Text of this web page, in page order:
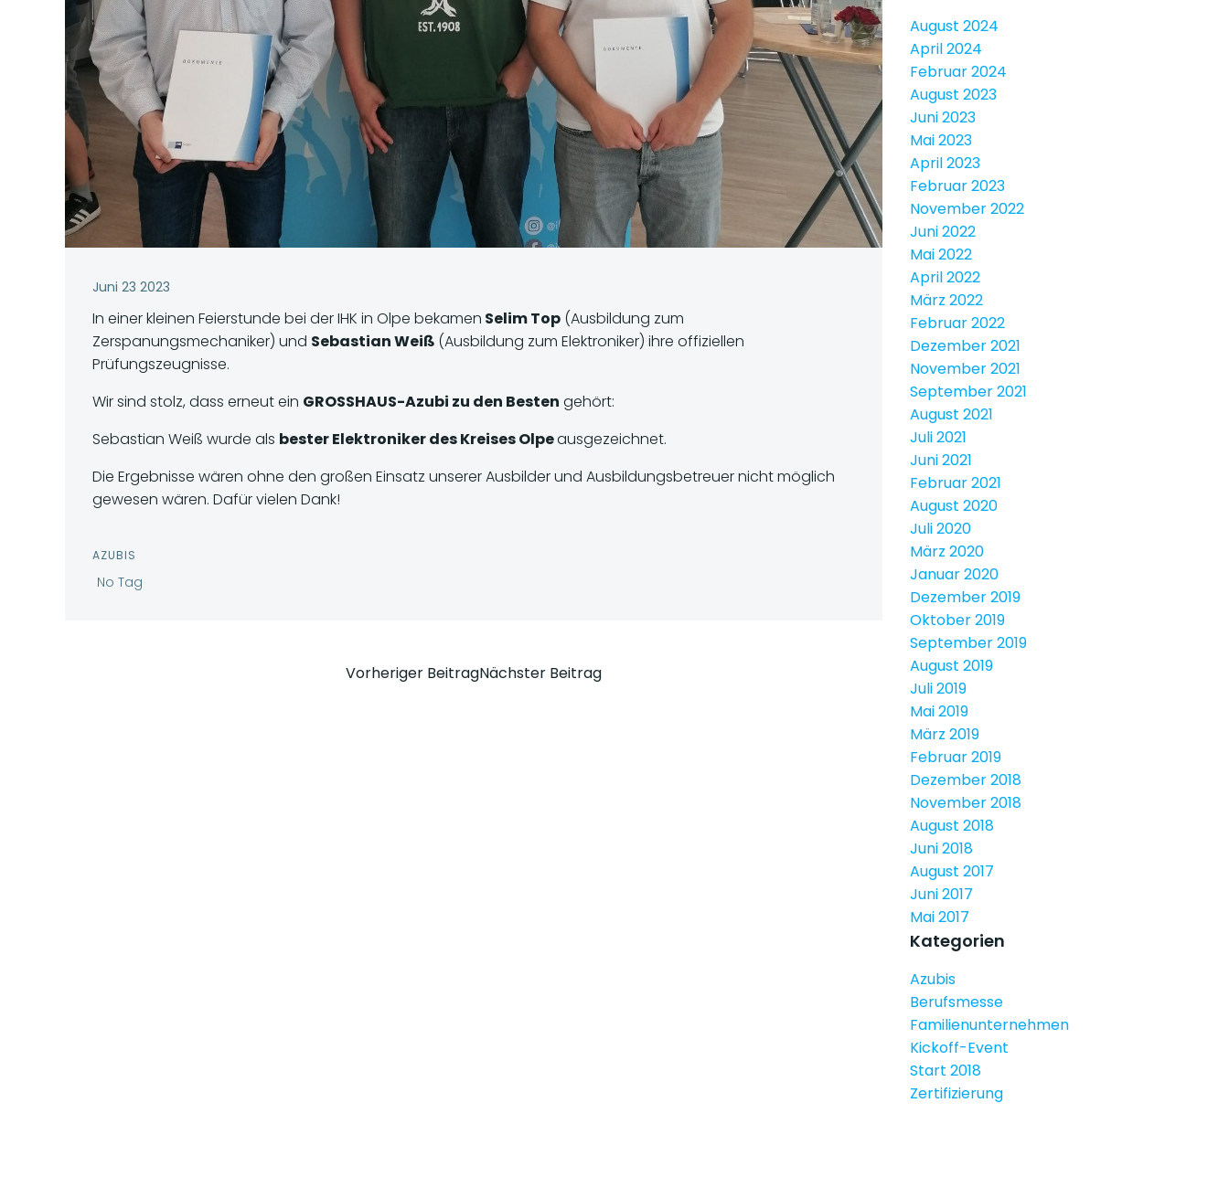
Juni 23 2023
In einer kleinen Feierstunde bei der IHK in Olpe bekamen Selim Top (Ausbildung zum
Zerspanungsmechaniker) und Sebastian Weiß (Ausbildung zum Elektroniker) ihre offiziellen
Prüfungszeugnisse.
Wir sind stolz, dass erneut ein GROSSHAUS-Azubi zu den Besten gehört:
Sebastian Weiß wurde als bester Elektroniker des Kreises Olpeausgezeichnet.
Die Ergebnisse wären ohne den großen Einsatz unserer Ausbilder und Ausbildungsbetreuer nicht möglich
gewesen wären. Dafür vielen Dank!
AZUBIS
No Tag
Post
Vorheriger BeitragPost
Nächster Beitrag
August 2024
April 2024
Februar 2024
August 2023
Juni 2023
Mai 2023
April 2023
Februar 2023
November 2022
Juni 2022
Mai 2022
April 2022
März 2022
Februar 2022
Dezember 2021
November 2021
September 2021
August 2021
Juli 2021
Juni 2021
Februar 2021
August 2020
Juli 2020
März 2020
Januar 2020
Dezember 2019
Oktober 2019
September 2019
August 2019
Juli 2019
Mai 2019
März 2019
Februar 2019
Dezember 2018
November 2018
August 2018
Juni 2018
August 2017
Juni 2017
Mai 2017
Kategorien
Azubis
Berufsmesse
Familienunternehmen
Kickoff-Event
Start 2018
Zertifizierung